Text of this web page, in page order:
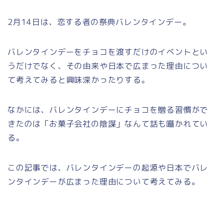
2月14日は、恋する者の祭典バレンタインデー。
バレンタインデーをチョコを渡すだけのイベントとい
うだけでなく、その由来や日本で広まった理由につい
て考えてみると興味深かったりする。
なかには、バレンタインデーにチョコを贈る習慣がで
きたのは「お菓子会社の陰謀」なんて話も囁かれてい
る。
この記事では、バレンタインデーの起源や日本でバレ
ンタインデーが広まった理由について考えてみる。